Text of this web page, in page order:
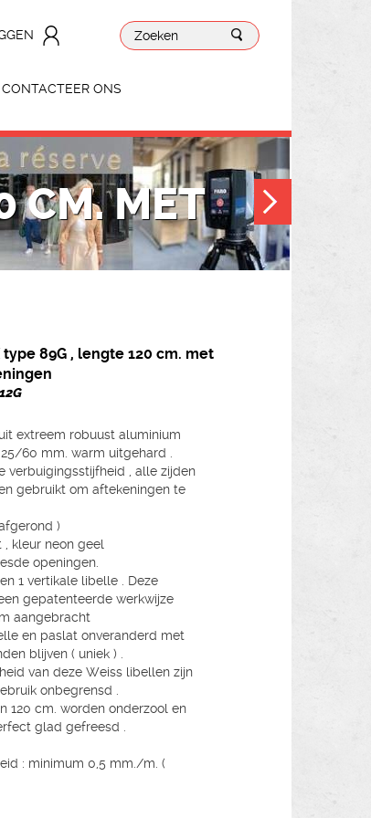
CONTACTEER ONS
CM. MET
type 89G , lengte 120 cm. met
extreem robuust aluminium
60 mm. warm uitgehard .
verbuigingsstijfheid , alle zijden
gebruikt om aftekeningen te
)
, kleur neon geel
openingen.
1 vertikale libelle . Deze
gepatenteerde werkwijze
aangebracht
en paslat onveranderd met
blijven ( uniek ) .
van deze Weiss libellen zijn
onbegrensd .
120 cm. worden onderzool en
glad gefreesd .
: minimum 0,5 mm./m. (